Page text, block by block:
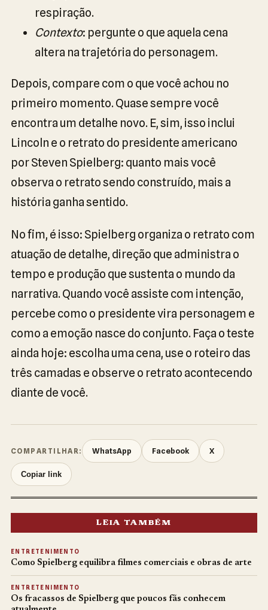
respiração.
Contexto: pergunte o que aquela cena
altera na trajetória do personagem.
Depois, compare com o que você achou no
primeiro momento. Quase sempre você
encontra um detalhe novo. E, sim, isso inclui
Lincoln e o retrato do presidente americano
por Steven Spielberg: quanto mais você
observa o retrato sendo construído, mais a
história ganha sentido.
No fim, é isso: Spielberg organiza o retrato com
atuação de detalhe, direção que administra o
tempo e produção que sustenta o mundo da
narrativa. Quando você assiste com intenção,
percebe como o presidente vira personagem e
como a emoção nasce do conjunto. Faça o teste
ainda hoje: escolha uma cena, use o roteiro das
três camadas e observe o retrato acontecendo
diante de você.
COMPARTILHAR: WhatsApp Facebook X
Copiar link
LEIA TAMBÉM
ENTRETENIMENTO
Como Spielberg equilibra filmes comerciais e obras de arte
ENTRETENIMENTO
Os fracassos de Spielberg que poucos fãs conhecem